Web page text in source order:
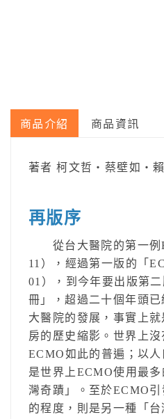
商品介紹 商品資訊
著者 柯文哲‧蔡壁如‧
再版序
從台大醫院的第一例
11），經過第一版的「
01），到今年要出版第
冊」，超過二十個年頭
大醫院的發展，事實上
房的歷史縮影。世界上沒
ECMO如此的普遍；以
是世界上ECMO使用最
灣奇蹟」。至於ECMO
的程度，則是另一種「